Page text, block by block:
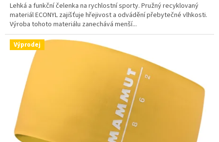
Lehká a funkční čelenka na rychlostní sporty. Pružný recyklovaný
materiál ECONYL zajišťuje hřejivost a odvádění přebytečné vlhkosti.
Výroba tohoto materiálu zanechává menší...
Výprodej